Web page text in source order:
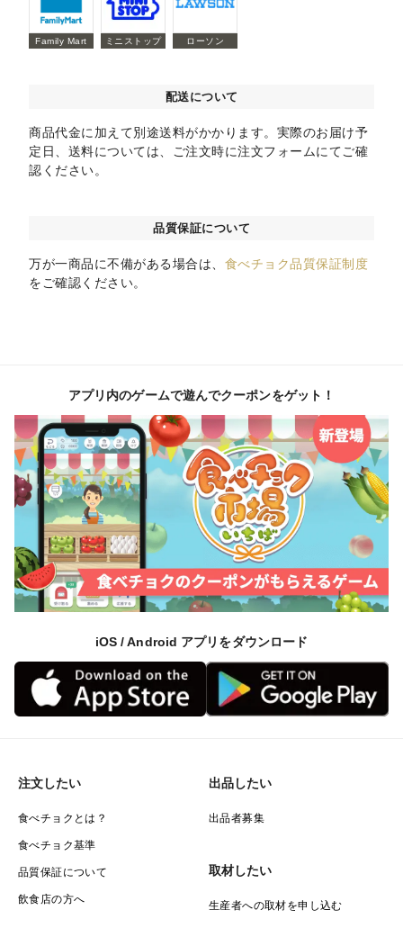
Family Mart ミニストップ ローソン
配送について
商品代金に加えて別途送料がかかります。実際のお届け予
定日、送料については、ご注文時に注文フォームにてご確
認ください。
品質保証について
万が一商品に不備がある場合は、 食べチョク品質保証制度
をご確認ください。
アプリ内のゲームで遊んでクーポンをゲット！
iOS / Android アプリをダウンロード
注文したい
食べチョクとは？
食べチョク基準
品質保証について
飲食店の方へ
出品したい
出品者募集
取材したい
生産者への取材を申し込む